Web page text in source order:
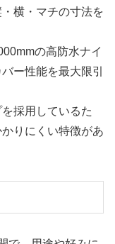
横・マチの寸法を
の高防水ナイ
ー性能を最大限引
採用しているた
りにくい特徴があ